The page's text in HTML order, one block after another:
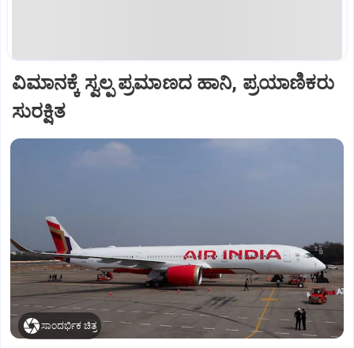
ವಿಮಾನಕ್ಕೆ ಸ್ವಲ್ಪ ಪ್ರಮಾಣದ ಹಾನಿ, ಪ್ರಯಾಣಿಕರು
ಸುರಕ್ಷಿತ
ಸಾಂದರ್ಭಿಕ ಚಿತ್ರ